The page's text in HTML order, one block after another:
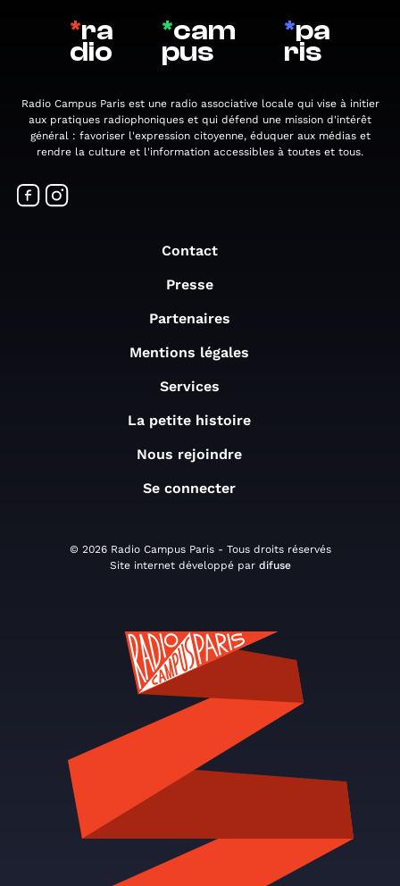
*ra
dio
*cam
pus
*pa
ris
Radio Campus Paris est une radio associative locale qui vise à initier
aux pratiques radiophoniques et qui défend une mission d'intérêt
général : favoriser l'expression citoyenne, éduquer aux médias et
rendre la culture et l'information accessibles à toutes et tous.
Contact
Presse
Partenaires
Mentions légales
Services
La petite histoire
Nous rejoindre
Se connecter
© 2026 Radio Campus Paris - Tous droits réservés
Site internet développé par difuse